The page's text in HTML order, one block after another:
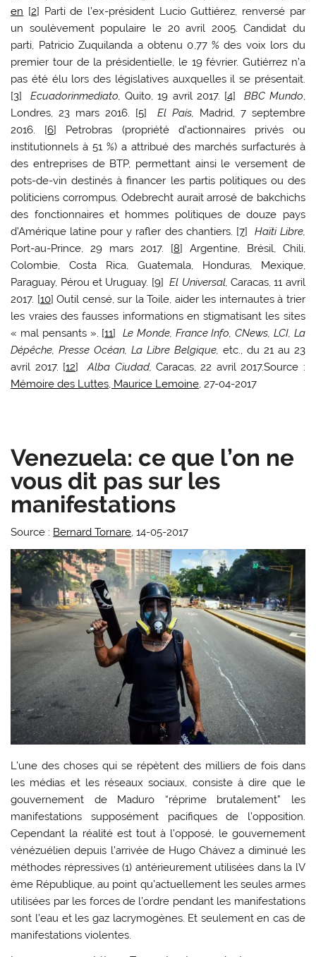
en [2] Parti de l’ex-président Lucio Guttiérez, renversé par
un soulèvement populaire le 20 avril 2005. Candidat du
parti, Patricio Zuquilanda a obtenu 0,77 % des voix lors du
premier tour de la présidentielle, le 19 février. Gutiérrez n’a
pas été élu lors des législatives auxquelles il se présentait.
[3]Ecuadorinmediato,Quito, 19 avril 2017. [4] BBC Mundo,
Londres, 23 mars 2016. [5]El País, Madrid, 7 septembre
2016. [6] Petrobras (propriété d’actionnaires privés ou
institutionnels à 51 %) a attribué des marchés surfacturés à
des entreprises de BTP, permettant ainsi le versement de
pots-de-vin destinés à financer les partis politiques ou des
politiciens corrompus. Odebrecht aurait arrosé de bakchichs
des fonctionnaires et hommes politiques de douze pays
d’Amérique latine pour y rafler des chantiers. [7] Haïti Libre,
Port-au-Prince, 29 mars 2017. [8] Argentine, Brésil, Chili,
Colombie, Costa Rica, Guatemala, Honduras, Mexique,
Paraguay, Pérou et Uruguay. [9]El Universal,Caracas, 11 avril
2017. [10] Outil censé, sur la Toile, aider les internautes à trier
les vraies des fausses informations en stigmatisant les sites
« mal pensants ». [11]Le Monde, France Info, CNews, LCI, La
Dépêche, Presse Océan, La Libre Belgique, etc., du 21 au 23
avril 2017. [12]Alba Ciudad, Caracas, 22 avril 2017.Source :
Mémoire des Luttes, Maurice Lemoine, 27-04-2017
Venezuela: ce que l’on ne
vous dit pas sur les
manifestations
Source : Bernard Tornare, 14-05-2017
L’une des choses qui se répètent des milliers de fois dans
les médias et les réseaux sociaux, consiste à dire que le
gouvernement de Maduro “réprime brutalement” les
manifestations supposément pacifiques de l’opposition.
Cependant la réalité est tout à l’opposé, le gouvernement
vénézuélien depuis l’arrivée de Hugo Chávez a diminué les
méthodes répressives (1) antérieurement utilisées dans la lV
ème République, au point qu’actuellement les seules armes
utilisées par les forces de l’ordre pendant les manifestations
sont l’eau et les gaz lacrymogènes. Et seulement en cas de
manifestations violentes.